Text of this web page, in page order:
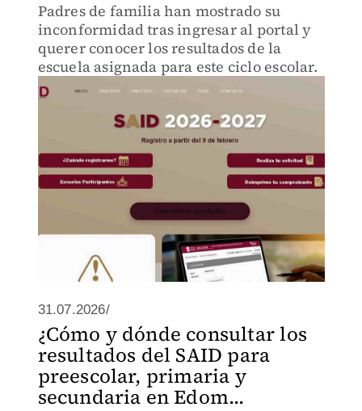
Padres de familia han mostrado su
inconformidad tras ingresar al portal y
querer conocer los resultados de la
escuela asignada para este ciclo escolar.
31.07.2026/
¿Cómo y dónde consultar los
resultados del SAID para
preescolar, primaria y
secundaria en Edom...